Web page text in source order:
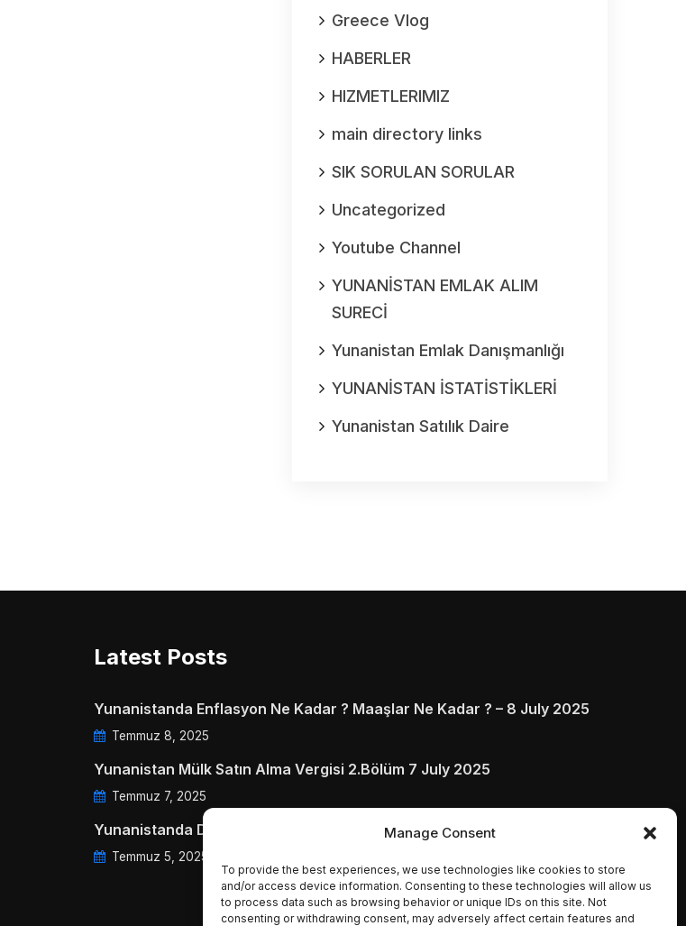
Manage Consent
To provide the best experiences, we use technologies like cookies to store
and/or access device information. Consenting to these technologies will allow us
to process data such as browsing behavior or unique IDs on this site. Not
consenting or withdrawing consent, may adversely affect certain features and
Greece Vlog
HABERLER
HIZMETLERIMIZ
main directory links
SIK SORULAN SORULAR
Uncategorized
Youtube Channel
YUNANİSTAN EMLAK ALIM
SURECİ
Yunanistan Emlak Danışmanlığı
YUNANİSTAN İSTATİSTİKLERİ
Yunanistan Satılık Daire
Latest Posts
Yunanistanda Enflasyon Ne Kadar ? Maaşlar Ne Kadar ? – 8 July 2025
Temmuz 8, 2025
Yunanistan Mülk Satın Alma Vergisi 2.Bölüm 7 July 2025
Temmuz 7, 2025
Yunanistanda Daire Aidatları ve Ödenmezse Ne Olur 5 July 2025
Temmuz 5, 2025